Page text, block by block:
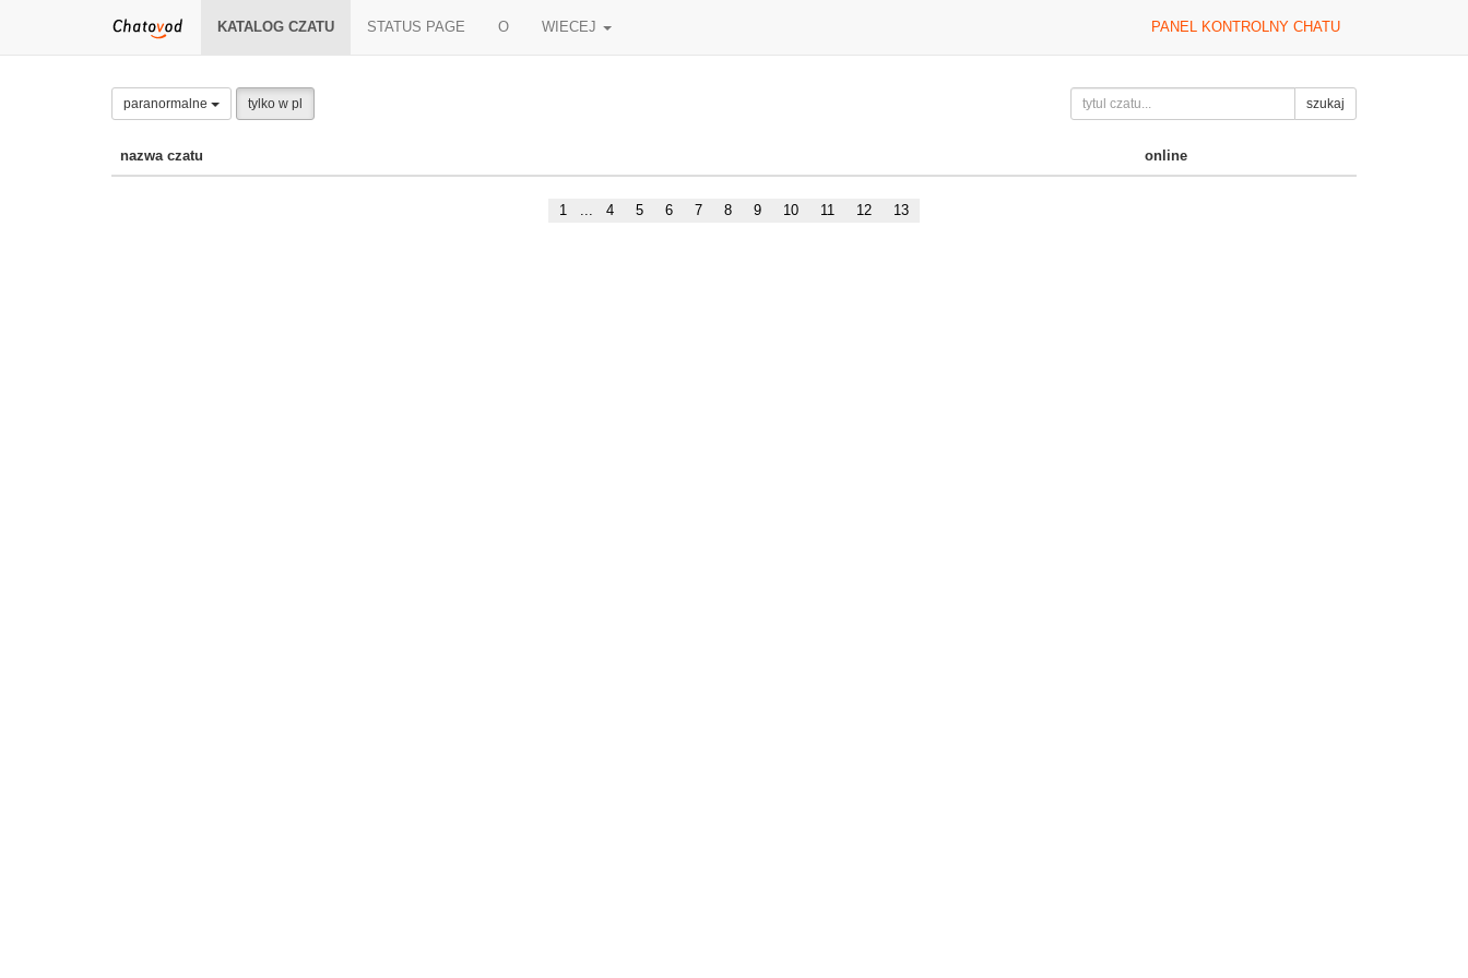
KATALOG CZATU STATUS PAGE O WIECEJ PANEL KONTROLNY CHATU
paranormalne tylko w pl szukaj
nazwa czatu online
1 ... 4 5 6 7 8 9 10 11 12 13